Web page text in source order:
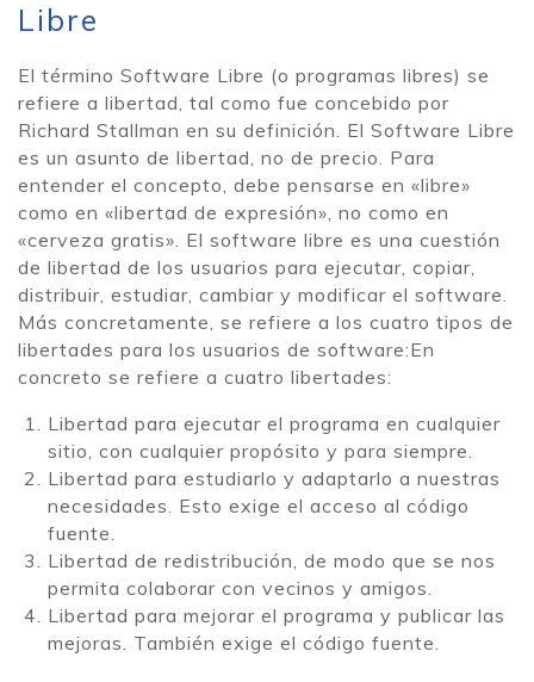
Libre
El término Software Libre (o programas libres) se
refiere a libertad, tal como fue concebido por
Richard Stallman en su definición. El Software Libre
es un asunto de libertad, no de precio. Para
entender el concepto, debe pensarse en «libre»
como en «libertad de expresión», no como en
«cerveza gratis». El software libre es una cuestión
de libertad de los usuarios para ejecutar, copiar,
distribuir, estudiar, cambiar y modificar el software.
Más concretamente, se refiere a los cuatro tipos de
libertades para los usuarios de software:En
concreto se refiere a cuatro libertades:
Libertad para ejecutar el programa en cualquier
sitio, con cualquier propósito y para siempre.
Libertad para estudiarlo y adaptarlo a nuestras
necesidades. Esto exige el acceso al código
fuente.
Libertad de redistribución, de modo que se nos
permita colaborar con vecinos y amigos.
Libertad para mejorar el programa y publicar las
mejoras. También exige el código fuente.